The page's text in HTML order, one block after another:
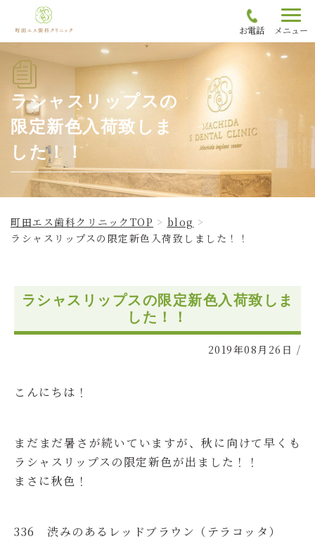
お電話 メニュー
ラシャスリップスの
限定新色入荷致しま
した！！
町田エス歯科クリニックTOP
blog
ラシャスリップスの限定新色入荷致しました！！
ラシャスリップスの限定新色入荷致しま
した！！
2019年08月26日 /
こんにちは！
まだまだ暑さが続いていますが、秋に向けて早くも
ラシャスリップスの限定新色が出ました！！
まさに秋色！
336 渋みのあるレッドブラウン（テラコッタ）